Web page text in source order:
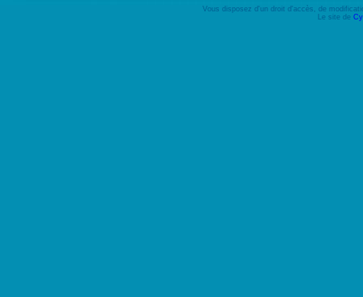
Vous disposez d'un droit d'accès, de
Le site de